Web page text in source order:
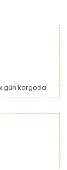
gün kargoda.